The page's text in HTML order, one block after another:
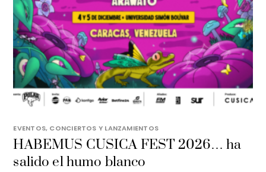
EVENTOS, CONCIERTOS Y LANZAMIENTOS
HABEMUS CUSICA FEST 2026… ha
salido el humo blanco